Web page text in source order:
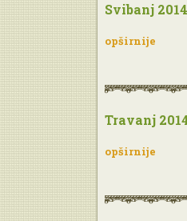
Svibanj 2014
opširnije
Travanj
opširnije